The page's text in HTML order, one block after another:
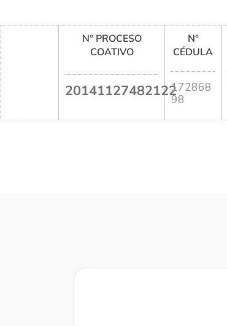
N° PROCESO
COATIVO
20141127482122
N°
CÉDULA
172868
98